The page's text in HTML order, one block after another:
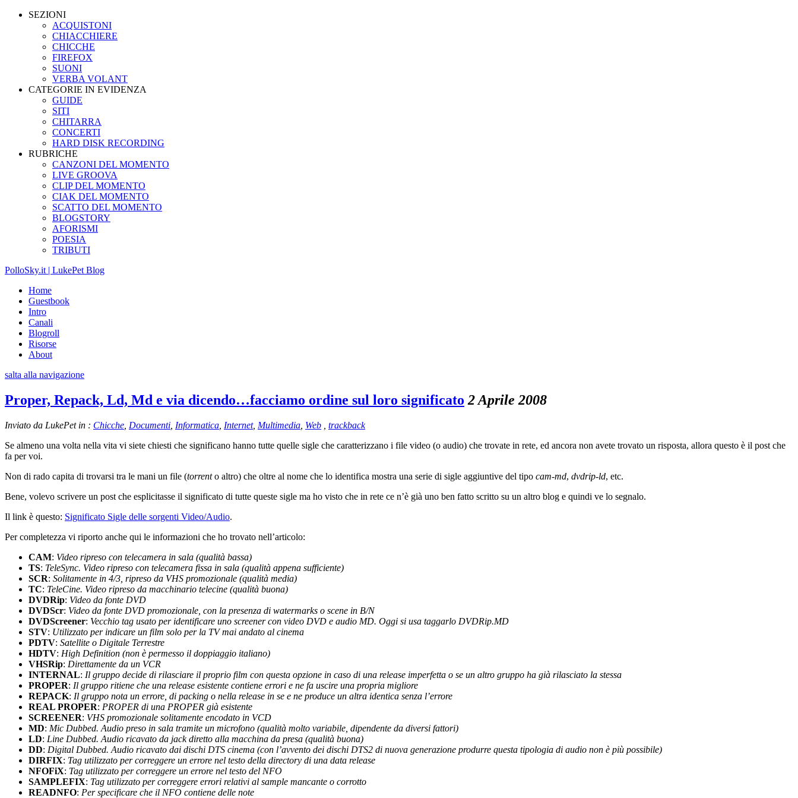
SEZIONI
ACQUISTONI
CHIACCHIERE
CHICCHE
FIREFOX
SUONI
VERBA VOLANT
CATEGORIE IN EVIDENZA
GUIDE
SITI
CHITARRA
CONCERTI
HARD DISK RECORDING
RUBRICHE
CANZONI DEL MOMENTO
LIVE GROOVA
CLIP DEL MOMENTO
CIAK DEL MOMENTO
SCATTO DEL MOMENTO
BLOGSTORY
AFORISMI
POESIA
TRIBUTI
PolloSky.it | LukePet Blog
Home
Guestbook
Intro
Canali
Blogroll
Risorse
About
salta alla navigazione
Proper, Repack, Ld, Md e via dicendo…facciamo ordine sul loro significato 2 Aprile 2008
Inviato da LukePet in : Chicche Documenti Informatica Internet, Multimedia Web
trackback
Se almeno una volta nella vita vi siete chiesti che significano hanno tutte quelle sigle che caratterizzano i file video (o audio) che trovate in rete, ed ancora non avete trovato un risposta, allora questo è il post che
fa per voi.
Non di rado capita di trovarsi tra le mani un file (torrento altro) che oltre al nome che lo identifica mostra una serie di sigle aggiuntive del tipo cam-md, dvdrip-ld, etc.
Bene, volevo scrivere un post che esplicitasse il significato di tutte queste sigle ma ho visto che in rete ce n’è già uno ben fatto scritto su un altro blog e quindi ve lo segnalo.
Il link è questo: Significato Sigle delle sorgenti Video/Audio.
Per completezza vi riporto anche qui le informazioni che ho trovato nell’articolo:
CAM: Video ripreso con telecamera in sala (qualità bassa)
TS: TeleSync. Video ripreso con telecamera fissa in sala (qualità appena sufficiente)
SCR: Solitamente in 4/3, ripreso da VHS promozionale (qualità media)
TC: TeleCine. Video ripreso da macchinario telecine (qualità buona)
DVDRip: Video da fonte DVD
DVDScr: Video da fonte DVD promozionale, con la presenza di watermarks o scene in B/N
DVDScreener: Vecchio tag usato per identificare uno screener con video DVD e audio MD. Oggi si usa taggarlo DVDRip.MD
STV: Utilizzato per indicare un film solo per la TV mai andato al cinema
PDTV: Satellite o Digitale Terrestre
HDTV: High Definition (non è permesso il doppiaggio italiano)
VHSRip: Direttamente da un VCR
INTERNAL: Il gruppo decide di rilasciare il proprio film con questa opzione in caso di una release imperfetta o se un altro gruppo ha già rilasciato la stessa
PROPER: Il gruppo ritiene che una release esistente contiene errori e ne fa uscire una propria migliore
REPACK: Il gruppo nota un errore, di packing o nella release in se e ne produce un altra identica senza l’errore
REAL PROPER: PROPER di una PROPER già esistente
SCREENER: VHS promozionale solitamente encodato in VCD
MD: Mic Dubbed. Audio preso in sala tramite un microfono (qualità molto variabile, dipendente da diversi fattori)
LD: Line Dubbed. Audio ricavato da jack diretto alla macchina da presa (qualità buona)
DD: Digital Dubbed. Audio ricavato dai dischi DTS cinema (con l’avvento dei dischi DTS2 di nuova generazione produrre questa tipologia di audio non è più possibile)
DIRFIX: Tag utilizzato per correggere un errore nel testo della directory di una data release
NFOFiX: Tag utilizzato per correggere un errore nel testo del NFO
SAMPLEFIX: Tag utilizzato per correggere errori relativi al sample mancante o corrotto
READNFO: Per specificare che il NFO contiene delle note